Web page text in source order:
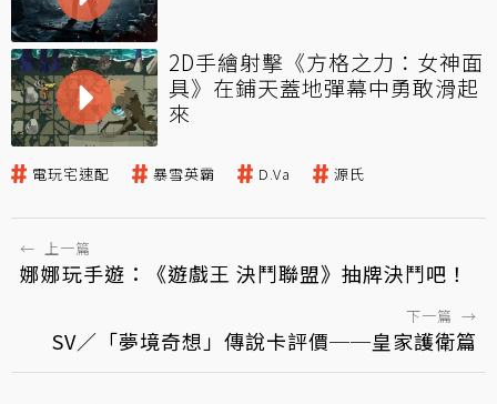
2D手繪射擊《方格之力：女神面
具》在鋪天蓋地彈幕中勇敢滑起
來
電玩宅速配 暴雪英霸 D.Va 源氏
← 上一篇
娜娜玩手遊：《遊戲王 決鬥聯盟》抽牌決鬥吧！
下一篇 →
SV／「夢境奇想」傳說卡評價──皇家護衛篇